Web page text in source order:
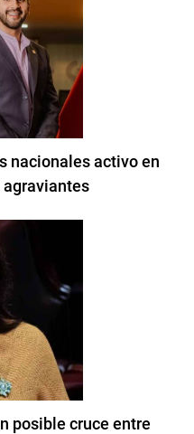
nacionales activo en
posible cruce entre